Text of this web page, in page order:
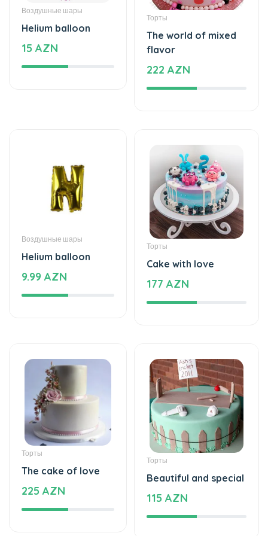
Воздушные шары
Helium balloon
15 AZN
Торты
The world of mixed
flavor
222 AZN
Воздушные шары
Helium balloon
9.99 AZN
Торты
Cake with love
177 AZN
Торты
The cake of love
225 AZN
Торты
Beautiful and special
115 AZN